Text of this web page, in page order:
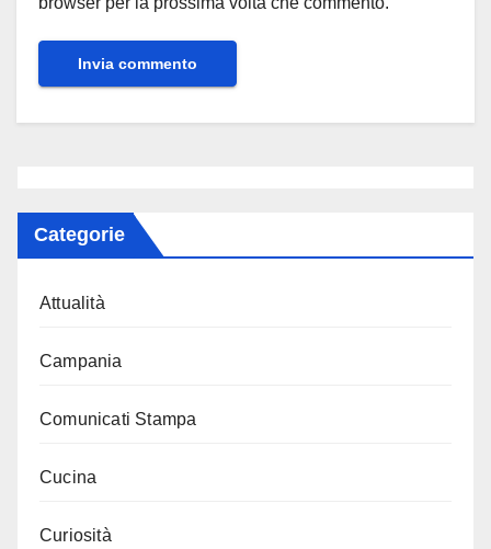
Categorie
Attualità
Campania
Comunicati Stampa
Cucina
Curiosità